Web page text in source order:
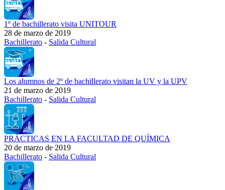
1º de bachillerato visita UNITOUR
28 de marzo de 2019
Bachillerato - Salida Cultural
Los alumnos de 2º de bachillerato visitan la UV y la UPV
21 de marzo de 2019
Bachillerato - Salida Cultural
PRÁCTICAS EN LA FACULTAD DE QUÍMICA
20 de marzo de 2019
Bachillerato - Salida Cultural